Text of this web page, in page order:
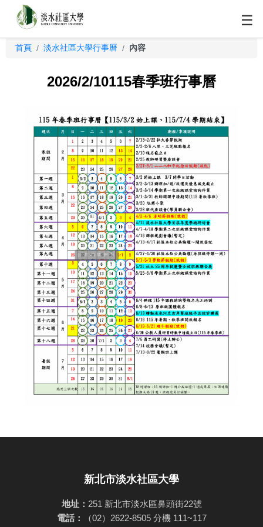
☰
首頁 / 淡水社區大學行事曆 / 內容
2026/2/10115春季班行事曆
新北市淡水社區大學
地址： 251 新北市淡水區鼻頭街22號
電話：
（02）2622-8505 分機 111~117